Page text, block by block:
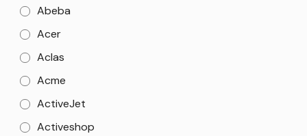
Abeba
Acer
Aclas
Acme
ActiveJet
Activeshop